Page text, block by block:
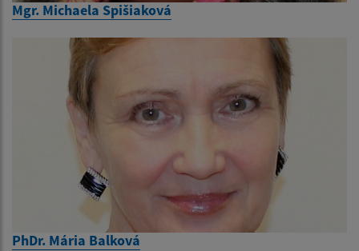
Mgr. Michaela Spišiaková
PhDr. Mária Balková